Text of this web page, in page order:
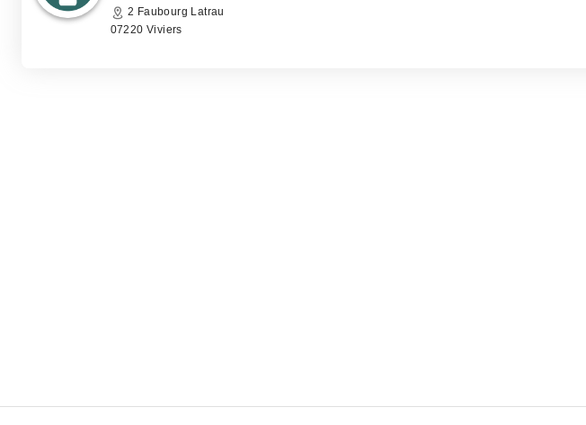
2 Faubourg Latrau
07220 Viviers